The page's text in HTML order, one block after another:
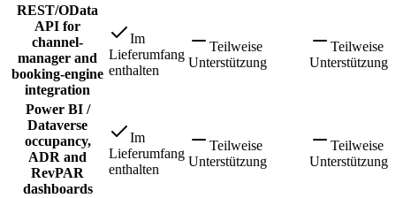
REST/OData
API for
channel-
manager and
booking-engine
integration
Im
Lieferumfang
enthalten
Teilweise
Unterstützung
Teilweise
Unterstützung
Power BI /
Dataverse
occupancy,
ADR and
RevPAR
dashboards
Im
Lieferumfang
enthalten
Teilweise
Unterstützung
Teilweise
Unterstützung